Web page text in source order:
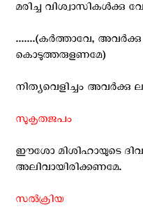
മരിച്ച വിശ്വാസികള്‍ക്കു
.......(കര്‍ത്താവേ, അവര്‍ക്കു
കൊടുത്തരുളണമേ)
നിത്യവെളിച്ചം അവര്‍ക്കു
സുകൃതജപം
ഈശോ മിശിഹായുടെ
അലിവായിരിക്കണമേ.
സല്‍ക്രിയ